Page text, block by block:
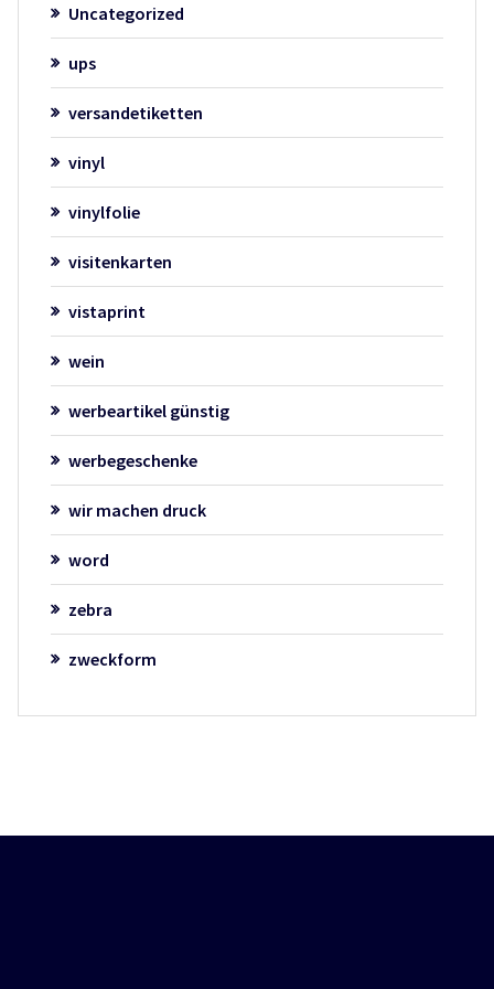
Uncategorized
ups
versandetiketten
vinyl
vinylfolie
visitenkarten
vistaprint
wein
werbeartikel günstig
werbegeschenke
wir machen druck
word
zebra
zweckform